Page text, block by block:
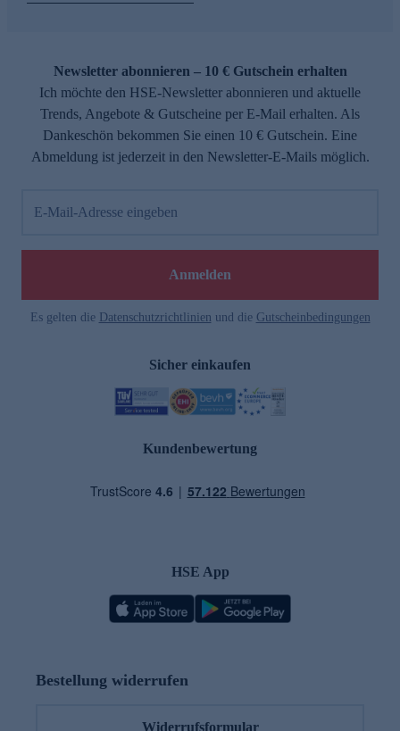
Newsletter abonnieren – 10 € Gutschein erhalten
Ich möchte den HSE-Newsletter abonnieren und aktuelle
Trends, Angebote & Gutscheine per E-Mail erhalten. Als
Dankeschön bekommen Sie einen 10 € Gutschein. Eine
Abmeldung ist jederzeit in den Newsletter-E-Mails möglich.
E-Mail-Adresse eingeben
Anmelden
Es gelten die Datenschutzrichtlinien und die Gutscheinbedingungen
Sicher einkaufen
Kundenbewertung
HSE App
Bestellung widerrufen
Widerrufsformular